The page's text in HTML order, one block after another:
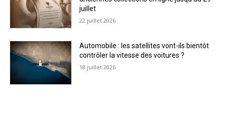
juillet
22 juillet 2026
Automobile : les satellites vont-ils bientôt
contrôler la vitesse des voitures ?
18 juillet 2026